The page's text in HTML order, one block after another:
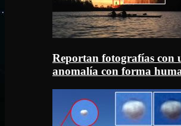
Reportan fotografías con
anomalía con forma